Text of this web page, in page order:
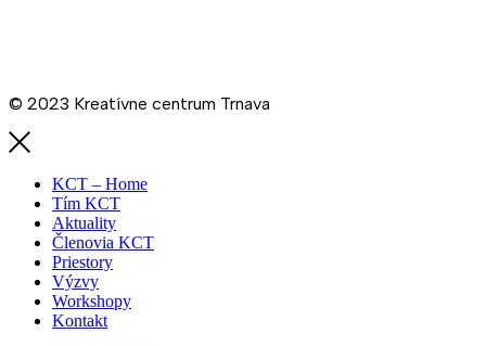
© 2023 Kreatívne centrum Trnava
KCT – Home
Tím KCT
Aktuality
Členovia KCT
Priestory
Výzvy
Workshopy
Kontakt